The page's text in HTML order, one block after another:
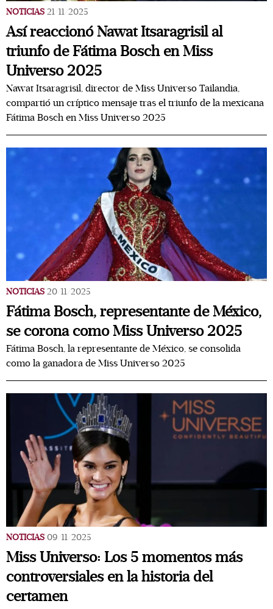
NOTICIAS 21/11/2025
Así reaccionó Nawat Itsaragrisil al
triunfo de Fátima Bosch en Miss
Universo 2025
Nawat Itsaragrisil, director de Miss Universo Tailandia,
compartió un críptico mensaje tras el triunfo de la mexicana
Fátima Bosch en Miss Universo 2025
NOTICIAS 20/11/2025
Fátima Bosch, representante de México,
se corona como Miss Universo 2025
Fátima Bosch, la representante de México, se consolida
como la ganadora de Miss Universo 2025
NOTICIAS 09/11/2025
Miss Universo: Los 5 momentos más
controversiales en la historia del
certamen